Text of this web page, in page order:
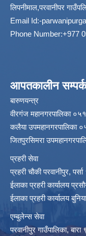
लिपनीमाल,परवानीपर
Email Id:-
Phone Number:+977
आपतकालीन
बारुणयन्त्र
वीरगंज महानगरपालिका
कलैया उपमहानगरपालिका
जितपुरसिमरा
प्रहरी सेवा
प्रहरी चौकी परवानीपुर,
ईलाका प्रहरी कार्यालय
ईलाका प्रहरी कार्यालय
एम्बुलेन्स सेवा
परवानीपुर गाउँपालिका,